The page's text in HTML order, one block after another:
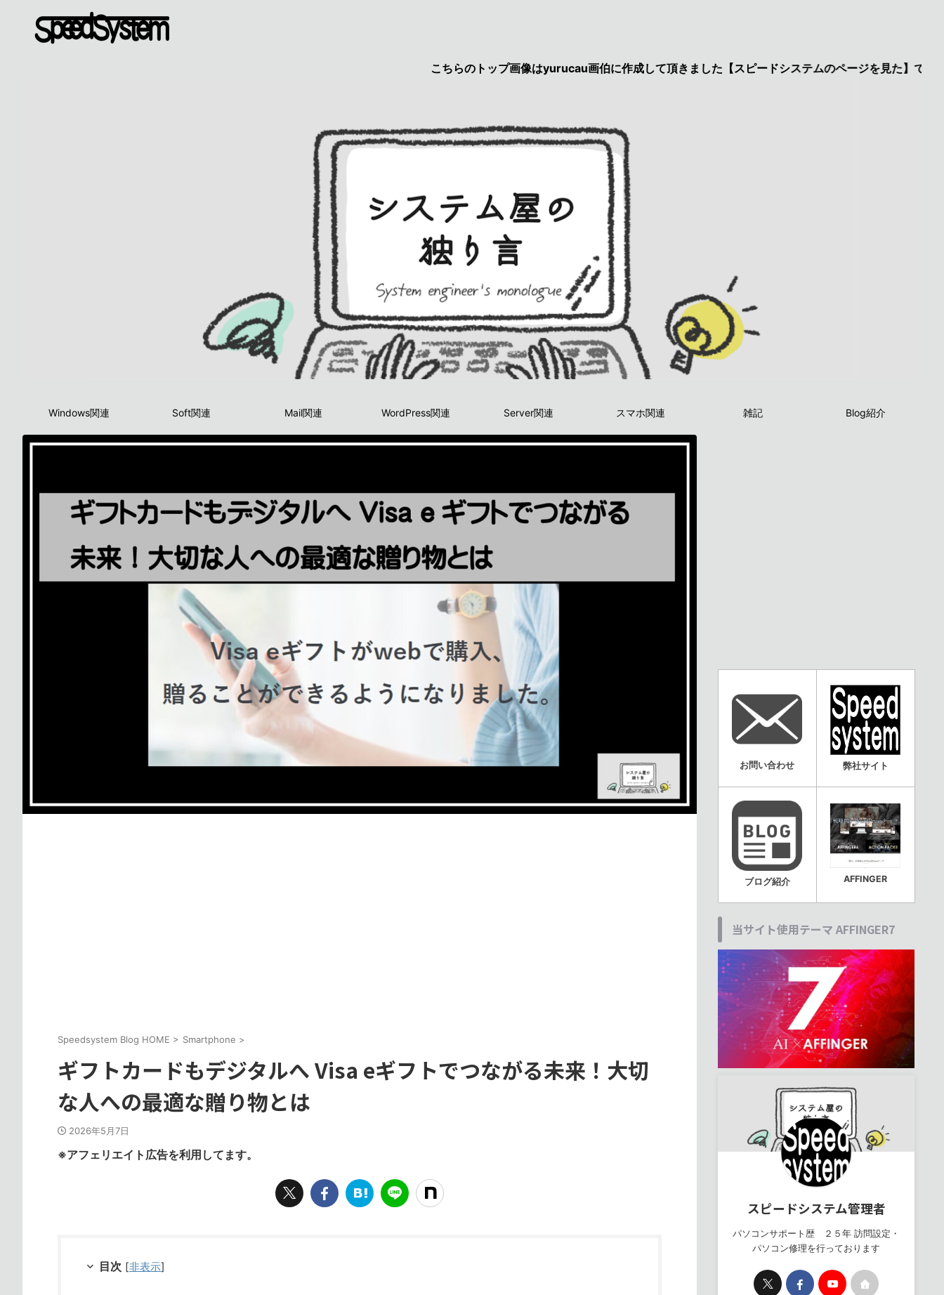
こちらのトップ画像はyurucau画伯に作成して頂きました【スピードシステムのページを見た】で特典あり 興
Windows関連 Soft関連 Mail関連 WordPress関連 Server関連 スマホ関連 雑記 Blog紹介
Speedsystem Blog HOME > Smartphone >
ギフトカードもデジタルへ Visa eギフトでつながる未来！大切
な人への最適な贈り物とは
2026年5月7日
※アフェリエイト広告を利用してます。
目次 [非表示]
お問い合わせ 弊社サイト
ブログ紹介 AFFINGER
当サイト使用テーマ AFFINGER7
スピードシステム管理者
パソコンサポート歴 ２５年 訪問設定・
パソコン修理を行っております